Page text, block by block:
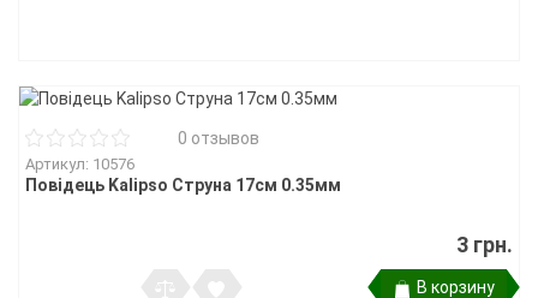
0 отзывов
Артикул: 10576
Повідець Kalipso Струна 17см 0.35мм
3 грн.
В корзину